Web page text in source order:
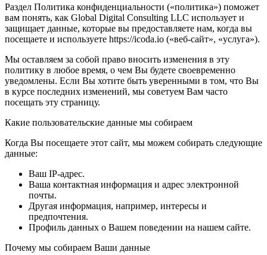
Раздел Политика конфиденциальности («политика») поможет
вам понять, как Global Digital Consulting LLC использует и
защищает данные, которые вы предоставляете нам, когда вы
посещаете и используете https://icoda.io («веб-сайт», «услуга»).
Мы оставляем за собой право вносить изменения в эту
политику в любое время, о чем Вы будете своевременно
уведомлены. Если Вы хотите быть уверенными в том, что Вы
в курсе последних изменений, мы советуем Вам часто
посещать эту страницу.
Какие пользовательские данные мы собираем
Когда Вы посещаете этот сайт, мы можем собирать следующие
данные:
Ваш IP-адрес.
Ваша контактная информация и адрес электронной
почты.
Другая информация, например, интересы и
предпочтения.
Профиль данных о Вашем поведении на нашем сайте.
Почему мы собираем Ваши данные